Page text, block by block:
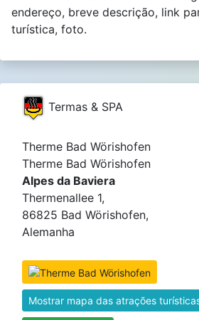
endereço, breve descrição, link
turística, foto.
Termas & SPA
Therme Bad Wörishofen
Therme Bad Wörishofen
Alpes da Baviera
Thermenallee 1,
86825 Bad Wörishofen,
Alemanha
Mostrar mapa das atrações